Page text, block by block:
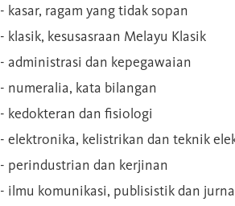
- kasar, ragam yang tidak sopan
- klasik, kesusasraan Melayu Klasik
- administrasi dan kepegawaian
- numeralia, kata bilangan
- kedokteran dan fisiologi
- elektronika, kelistrikan dan teknik
- perindustrian dan kerjinan
- ilmu komunikasi, publisistik dan